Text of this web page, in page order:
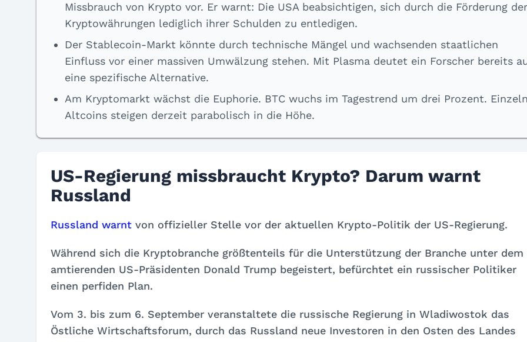
Missbrauch von Krypto vor. Er warnt: Die USA beabsichtigen, sich durch die Förderung der
Kryptowährungen lediglich ihrer Schulden zu entledigen.
Der Stablecoin-Markt könnte durch technische Mängel und wachsenden staatlichen
Einfluss vor einer massiven Umwälzung stehen. Mit Plasma deutet ein Forscher bereits
eine spezifische Alternative.
Am Kryptomarkt wächst die Euphorie. BTC wuchs im Tagestrend um drei Prozent.
Altcoins steigen derzeit parabolisch in die Höhe.
US-Regierung missbraucht Krypto? Darum warnt
Russland
Russland warnt von offizieller Stelle vor der aktuellen Krypto-Politik der US-Regierung.
Während sich die Kryptobranche größtenteils für die Unterstützung der Branche unter dem
amtierenden US-Präsidenten Donald Trump begeistert, befürchtet ein russischer Politiker
einen perfiden Plan.
Vom 3. bis zum 6. September veranstaltete die russische Regierung in Wladiwostok das
Östliche Wirtschaftsforum, durch das Russland neue Investoren in den Osten des Landes